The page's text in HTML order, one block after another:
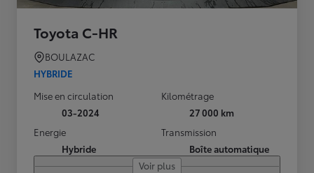
Toyota C-HR
BOULAZAC
HYBRIDE
Mise en circulation
03-2024
Kilométrage
27 000 km
Energie
Hybride
Transmission
Boîte automatique
Voir plus